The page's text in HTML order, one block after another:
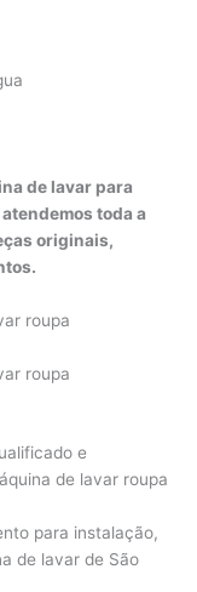
de lavar para
toda a
originais,
roupa
roupa
e
de lavar roupa
para instalação,
de lavar de São